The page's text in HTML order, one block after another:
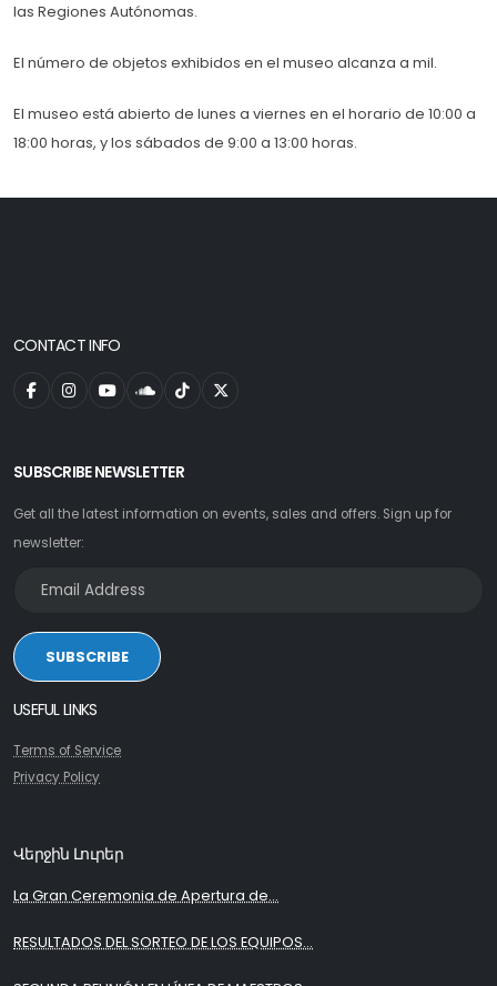
las Regiones Autónomas.
El número de objetos exhibidos en el museo alcanza a mil.
El museo está abierto de lunes a viernes en el horario de 10:00 a
18:00 horas, y los sábados de 9:00 a 13:00 horas.
CONTACT INFO
SUBSCRIBE NEWSLETTER
Get all the latest information on events, sales and offers. Sign up for
newsletter:
SUBSCRIBE
USEFUL LINKS
Terms of Service
Privacy Policy
Վերջին Լուրեր
La Gran Ceremonia de Apertura de...
RESULTADOS DEL SORTEO DE LOS EQUIPOS...